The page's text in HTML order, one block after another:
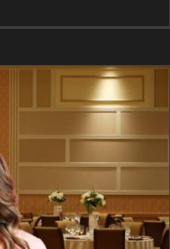
la qualité de